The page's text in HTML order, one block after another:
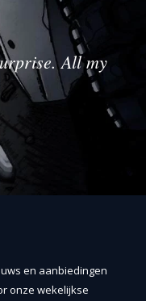
All my
en aanbiedingen
onze wekelijkse